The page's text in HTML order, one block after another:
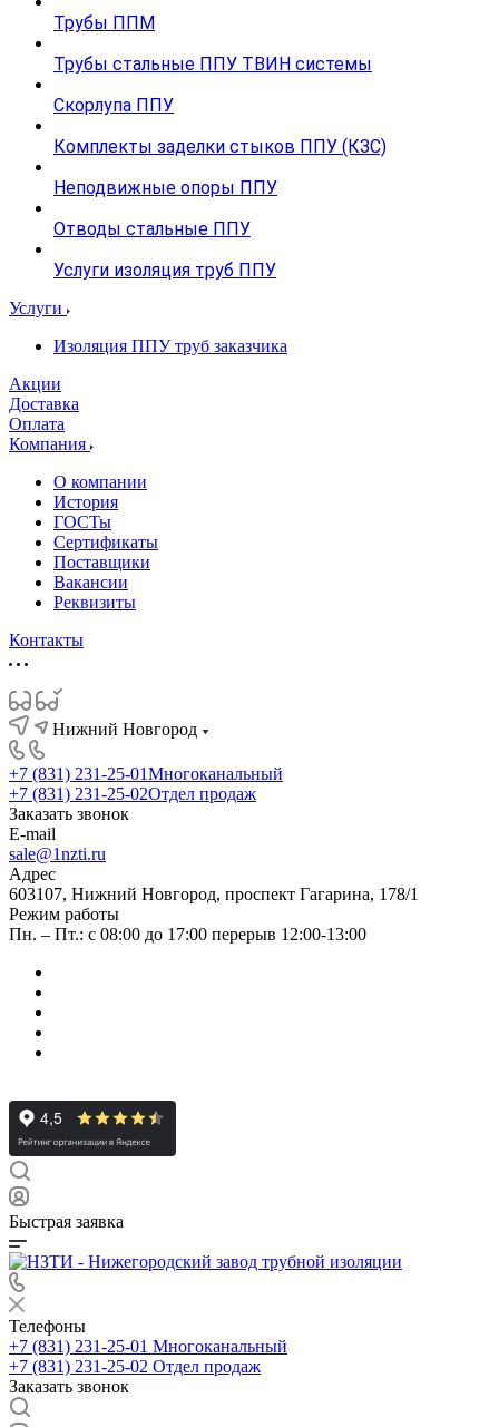
Трубы ППМ
Трубы стальные ППУ ТВИН системы
Скорлупа ППУ
Комплекты заделки стыков ППУ (КЗС)
Неподвижные опоры ППУ
Отводы стальные ППУ
Услуги изоляция труб ППУ
Услуги
Изоляция ППУ труб заказчика
Акции
Доставка
Оплата
Компания
О компании
История
ГОСТы
Сертификаты
Поставщики
Вакансии
Реквизиты
Контакты
Нижний Новгород
+7 (831) 231-25-01Многоканальный
+7 (831) 231-25-02Отдел продаж
Заказать звонок
E-mail
sale@1nzti.ru
Адрес
603107, Нижний Новгород, проспект Гагарина, 178/1
Режим работы
Пн. – Пт.: с 08:00 до 17:00 перерыв 12:00-13:00
Быстрая заявка
Телефоны
+7 (831) 231-25-01 Многоканальный
+7 (831) 231-25-02 Отдел продаж
Заказать звонок